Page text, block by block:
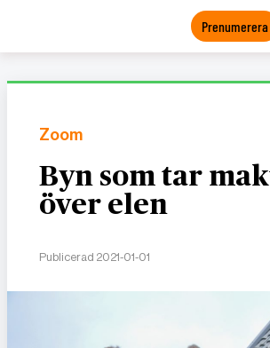
Prenumerera
Zoom
Byn som tar
över elen
Publicerad 2021-01-01